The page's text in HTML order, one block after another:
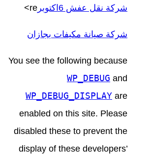
شركة نقل عفش 6اكتوبر
re>
شركة صيانة مكيفات بجازان
You see the following because
WP_DEBUG and
WP_DEBUG_DISPLAY are
enabled on this site. Please
disabled these to prevent the
display of these developers’